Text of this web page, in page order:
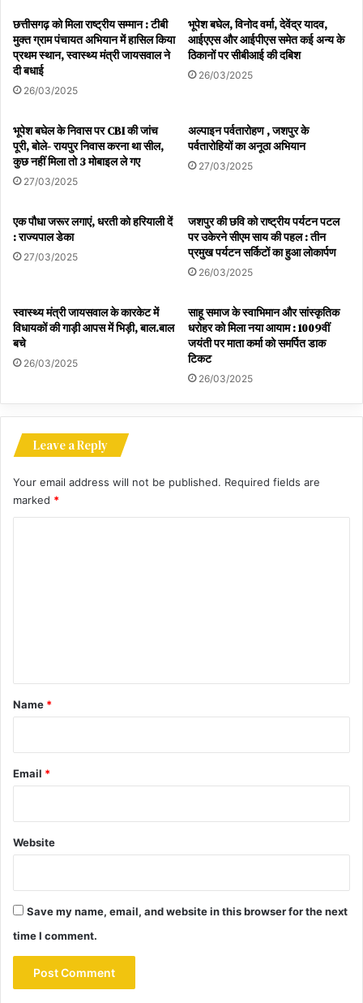
छत्तीसगढ़ को मिला राष्ट्रीय सम्मान : टीबी
मुक्त ग्राम पंचायत अभियान में हासिल किया
प्रथम स्थान, स्वास्थ्य मंत्री जायसवाल ने
दी बधाई
26/03/2025
भूपेश बघेल, विनोद वर्मा, देवेंद्र यादव,
आईएएस और आईपीएस समेत कई अन्य के
ठिकानों पर सीबीआई की दबिश
26/03/2025
भूपेश बघेल के निवास पर CBI की जांच
पूरी, बोले- रायपुर निवास करना था सील,
कुछ नहीं मिला तो 3 मोबाइल ले गए
27/03/2025
अल्पाइन पर्वतारोहण , जशपुर के
पर्वतारोहियों का अनूठा अभियान
27/03/2025
एक पौधा जरूर लगाएं, धरती को हरियाली दें
: राज्यपाल डेका
27/03/2025
जशपुर की छवि को राष्ट्रीय पर्यटन पटल
पर उकेरने सीएम साय की पहल : तीन
प्रमुख पर्यटन सर्किटों का हुआ लोकार्पण
26/03/2025
स्वास्थ्य मंत्री जायसवाल के कारकेट में
विधायकों की गाड़ी आपस में भिड़ी, बाल.बाल
बचे
26/03/2025
साहू समाज के स्वाभिमान और सांस्कृतिक
धरोहर को मिला नया आयाम : 1009वीं
जयंती पर माता कर्मा को समर्पित डाक
टिकट
26/03/2025
Leave a Reply
Your email address will not be published. Required fields are
marked *
*
Name *
Email *
Website
Save my name, email, and website in this browser for the next
time I comment.